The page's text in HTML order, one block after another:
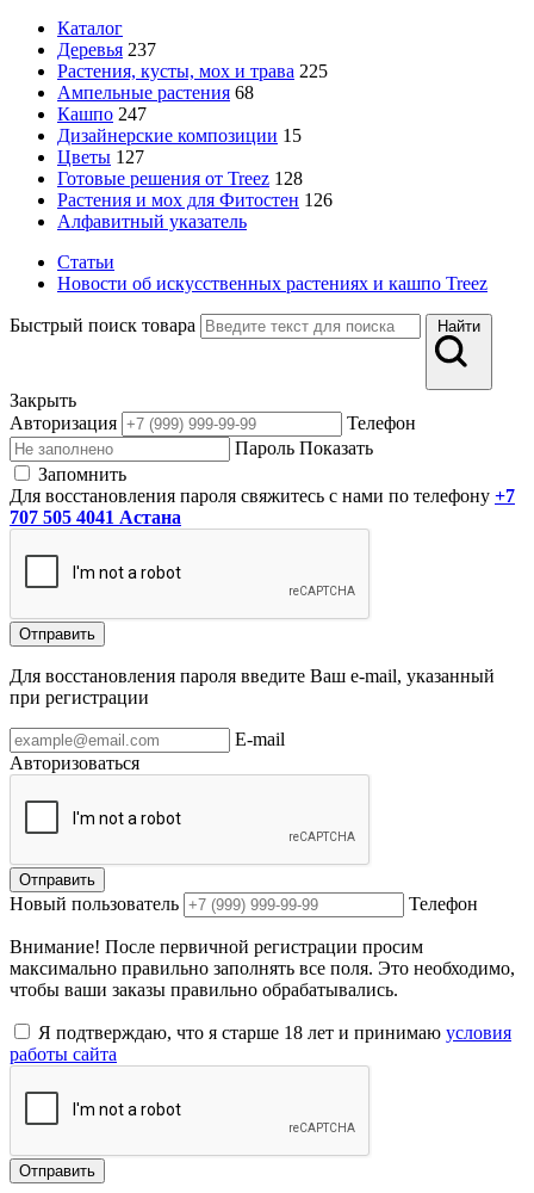
Каталог
Деревья 237
Растения, кусты, мох и трава 225
Ампельные растения 68
Кашпо 247
Дизайнерские композиции 15
Цветы 127
Готовые решения от Treez 128
Растения и мох для Фитостен 126
Алфавитный указатель
Статьи
Новости об искусственных растениях и кашпо Treez
Быстрый поиск товара Найти
Закрыть
Авторизация
Телефон
Пароль Показать
Запомнить
Для восстановления пароля свяжитесь с нами по телефону +7
707 505 4041 Астана
Отправить
Для восстановления пароля введите Ваш e-mail, указанный
при регистрации
E-mail
Авторизоваться
Отправить
Новый пользователь Телефон
Внимание! После первичной регистрации просим
максимально правильно заполнять все поля. Это необходимо,
чтобы ваши заказы правильно обрабатывались.
Я подтверждаю, что я старше 18 лет и принимаю условия
работы сайта
Отправить